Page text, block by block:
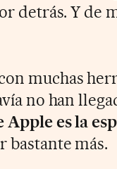
detrás. Y de
muchas
no han
Apple es la
bastante más.